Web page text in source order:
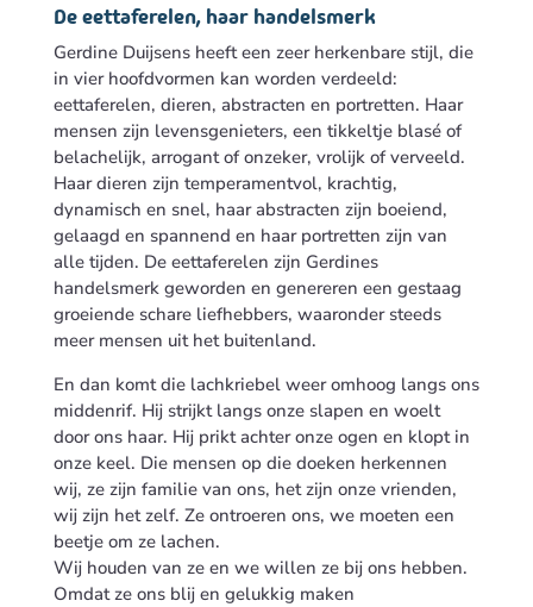
De eettaferelen, haar handelsmerk
Gerdine Duijsens heeft een zeer herkenbare stijl, die
in vier hoofdvormen kan worden verdeeld:
eettaferelen, dieren, abstracten en portretten. Haar
mensen zijn levensgenieters, een tikkeltje blasé of
belachelijk, arrogant of onzeker, vrolijk of verveeld.
Haar dieren zijn temperamentvol, krachtig,
dynamisch en snel, haar abstracten zijn boeiend,
gelaagd en spannend en haar portretten zijn van
alle tijden. De eettaferelen zijn Gerdines
handelsmerk geworden en genereren een gestaag
groeiende schare liefhebbers, waaronder steeds
meer mensen uit het buitenland.
En dan komt die lachkriebel weer omhoog langs ons
middenrif. Hij strijkt langs onze slapen en woelt
door ons haar. Hij prikt achter onze ogen en klopt in
onze keel. Die mensen op die doeken herkennen
wij, ze zijn familie van ons, het zijn onze vrienden,
wij zijn het zelf. Ze ontroeren ons, we moeten een
beetje om ze lachen.
Wij houden van ze en we willen ze bij ons hebben.
Omdat ze ons blij en gelukkig maken